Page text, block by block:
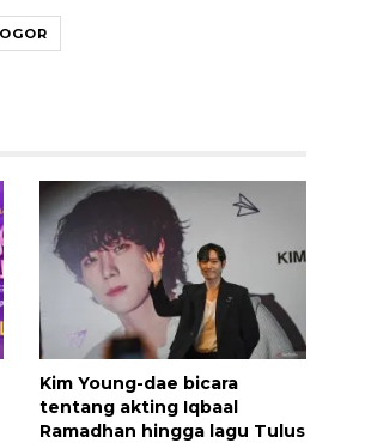
Kim Young-dae bicara
tentang akting Iqbaal
Ramadhan hingga lagu Tulus
kejahatan
Jakarta
05 18:00:00